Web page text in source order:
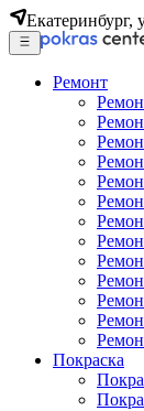
Екатеринбург,
Ремонт
Покраска